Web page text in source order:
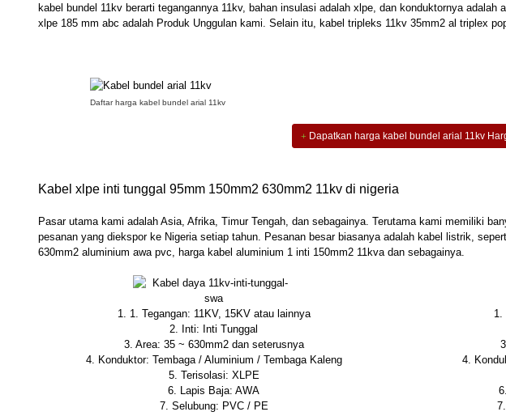
kabel bundel 11kv berarti tegangannya 11kv, bahan insulasi adalah xlpe, dan konduktornya
xlpe 185 mm abc adalah Produk Unggulan kami. Selain itu, kabel tripleks 11kv 35mm2 al triplex
Daftar harga kabel bundel arial 11kv
Dapatkan harga kabel bundel arial 11kv
Kabel xlpe inti tunggal 95mm 150mm2 630mm2 11kv di nigeria
Pasar utama kami adalah Asia, Afrika, Timur Tengah, dan sebagainya. Terutama kami memiliki
pesanan yang diekspor ke Nigeria setiap tahun. Pesanan besar biasanya adalah kabel listrik,
630mm2 aluminium awa pvc, harga kabel aluminium 1 inti 150mm2 11kva dan sebagainya.
1. 1. Tegangan: 11KV, 15KV atau lainnya
2. Inti: Inti Tunggal
3. Area: 35 ~ 630mm2 dan seterusnya
4. Konduktor: Tembaga / Aluminium / Tembaga Kaleng
5. Terisolasi: XLPE
6. Lapis Baja: AWA
7. Selubung: PVC / PE
1.
4.